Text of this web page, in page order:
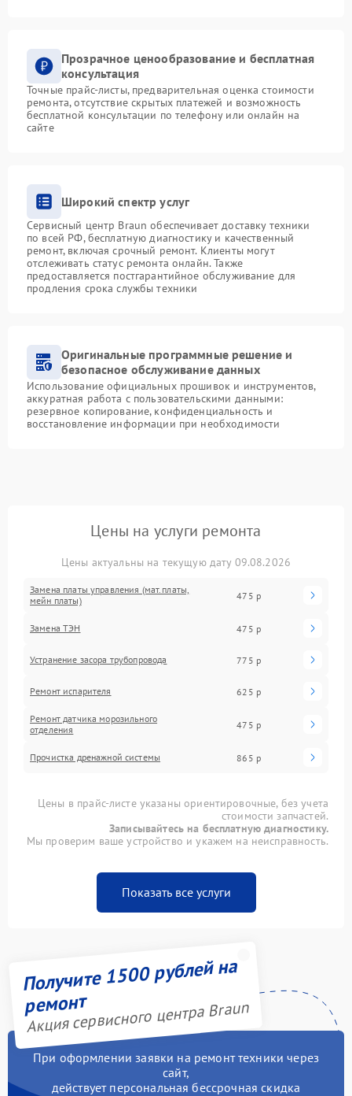
Прозрачное ценообразование и бесплатная
консультация
Точные прайс-листы, предварительная оценка стоимости
ремонта, отсутствие скрытых платежей и возможность
бесплатной консультации по телефону или онлайн на
сайте
Широкий спектр услуг
Сервисный центр Braun обеспечивает доставку техники
по всей РФ, бесплатную диагностику и качественный
ремонт, включая срочный ремонт. Клиенты могут
отслеживать статус ремонта онлайн. Также
предоставляется постгарантийное обслуживание для
продления срока службы техники
Оригинальные программные решение и
безопасное обслуживание данных
Использование официальных прошивок и инструментов,
аккуратная работа с пользовательскими данными:
резервное копирование, конфиденциальность и
восстановление информации при необходимости
Цены на услуги ремонта
Цены актуальны на текущую дату 09.08.2026
Замена платы управления (мат.платы,
мейн платы)
475 р
Замена ТЭН 475 р
Устранение засора трубопровода 775 р
Ремонт испарителя 625 р
Ремонт датчика морозильного
отделения
475 р
Прочистка дренажной системы 865 р
Цены в прайс-листе указаны ориентировочные, без учета
стоимости запчастей.
Записывайтесь на бесплатную диагностику.
Мы проверим ваше устройство и укажем на неисправность.
Показать все услуги
Получите 1500 рублей на
ремонт
Акция сервисного центра Braun
При оформлении заявки на ремонт техники через
сайт,
действует персональная бессрочная скидка